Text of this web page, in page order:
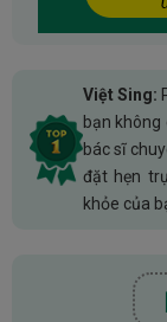
Việt Sing:
bạn
bác sĩ
đặt hẹn
khỏe của